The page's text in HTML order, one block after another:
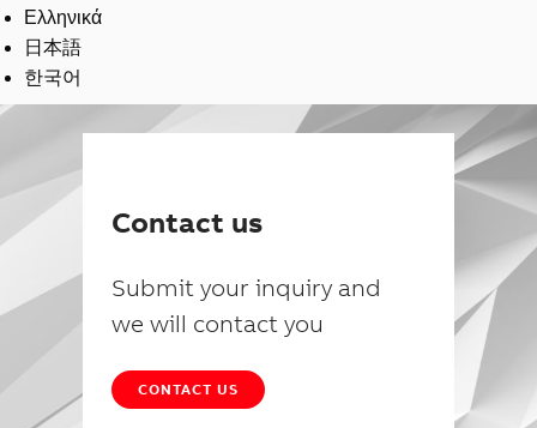
Ελληνικά
日本語
한국어
Contact us
Submit your inquiry and
we will contact you
CONTACT US